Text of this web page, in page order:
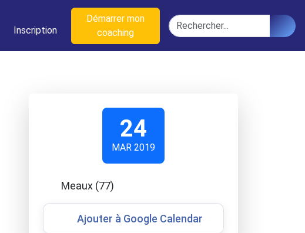
Inscription
Démarrer mon
coaching
Rechercher
24
MAR 2019
Meaux (77)
Ajouter à Google Calendar